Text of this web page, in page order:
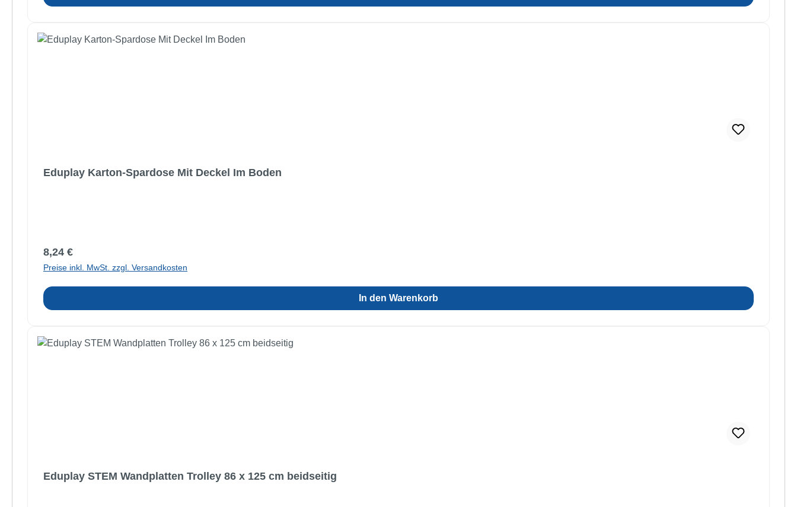
Eduplay Karton-Spardose Mit Deckel Im Boden
Regulärer Preis:
8,24 €
Preise inkl. MwSt. zzgl. Versandkosten
In den Warenkorb
Eduplay STEM Wandplatten Trolley 86 x 125 cm beidseitig